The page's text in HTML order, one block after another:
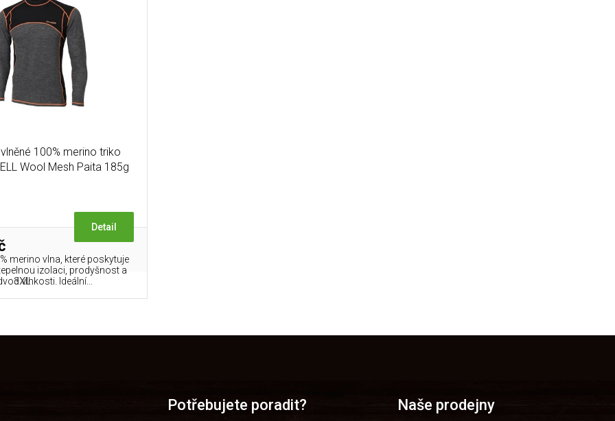
100% merino triko
Wool Mesh Paita 185g
Detail
merino vlna, které poskytuje
izolaci, prodyšnost a
vlhkosti. Ideální...
3XL
O
a
Potřebujete poradit? Naše prodejny